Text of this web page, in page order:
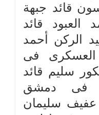
قائد جبهة
قائد
الركن أحمد
فى
سليم قائد
فى دمشق
عفيف سليمان